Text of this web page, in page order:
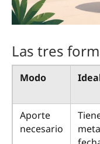
Las tres
Modo
Aporte
necesario